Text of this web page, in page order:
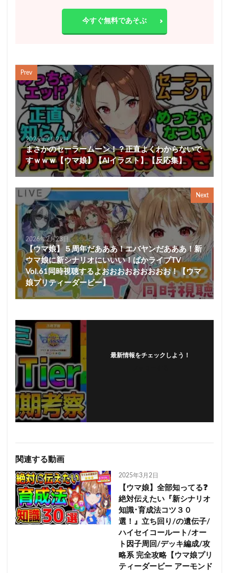
今すぐ無料であそぶ
Prev
2026年2月22日
まさかのセーラームーン！？正直よくわからないで
すｗｗｗ【ウマ娘】【AIイラスト】【反応集】
Next
2026年2月23日
【ウマ娘】５周年だあああ！エバヤンだあああ！新
ウマ娘に新シナリオにいいい！ぱかライブTV
Vol.61同時視聴するよおおおおおおおおお！【ウマ
娘プリティーダービー】
最新情報をチェックしよう！
関連する動画
2025年3月2日
【ウマ娘】全部知ってる❓
絶対伝えたい『新シナリオ
知識･育成法コツ３０
選！』立ち回り/の遺伝子/
ハイセイコールート/オー
ト因子周回/デッキ編成/攻
略系 完全攻略【ウマ娘プリ
ティーダービー アーモンド